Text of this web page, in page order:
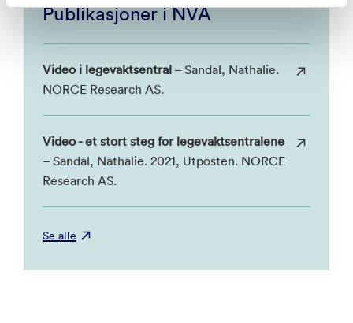
Publikasjoner i NVA
Video i legevaktsentral – Sandal, Nathalie.
NORCE Research AS.
Video - et stort steg for legevaktsentralene
– Sandal, Nathalie. 2021, Utposten. NORCE
Research AS.
Se alle